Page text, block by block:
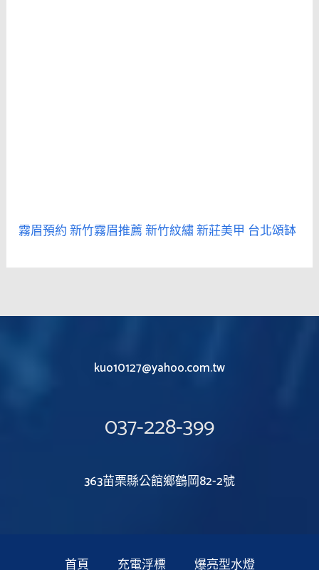
霧眉預約新竹霧眉推薦新竹紋繡新莊美甲 台北頌缽
kuo10127@yahoo.com.tw
037-228-399
363苗栗縣公館鄉鶴岡82-2號
首頁 充電浮標 爆亮型水燈